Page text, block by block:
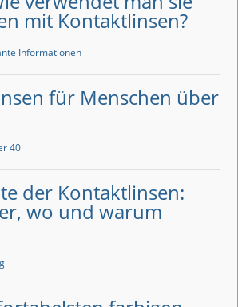
mit Kontaktlinsen?
Informationen
für Menschen über
40
der Kontaktlinsen:
wo und warum